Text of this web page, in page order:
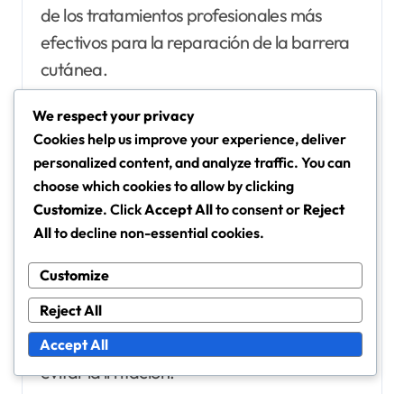
de los tratamientos profesionales más
efectivos para la reparación de la barrera
cutánea.
Factores a considerar según el
tipo de piel
Diferentes tipos de piel requieren enfoques
personalizados. La piel grasa puede
beneficiarse de tratamientos que reduzcan
el exceso de sebo, mientras que la piel seca
a menudo necesita terapias centradas en
la hidratación. Los tipos de piel sensibles
deben priorizar tratamientos suaves para
evitar la irritación.
We respect your privacy
Cookies help us improve your experience, deliver
personalized content, and analyze traffic. You can
choose which cookies to allow by clicking
Customize. ClickAccept Allto consent or Reject
Allto decline non-essential cookies.
Customize
Reject All
Accept All